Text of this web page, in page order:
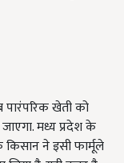
खेती को
मध्य प्रदेश के
ने इसी फार्मूले